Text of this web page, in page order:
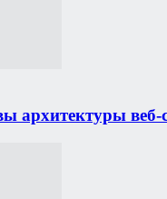
архитектуры веб-